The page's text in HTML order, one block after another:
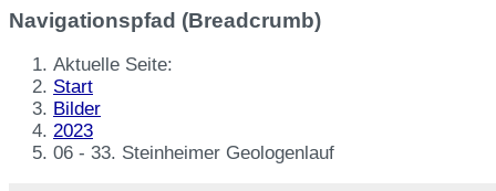
Navigationspfad (Breadcrumb)
Aktuelle Seite:
Start
Bilder
2023
06 - 33. Steinheimer Geologenlauf